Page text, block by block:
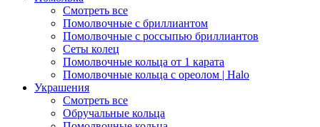
Смотреть все
Помолвочные с бриллиантом
Помолвочные с россыпью бриллиантов
Сеты колец
Помолвочные кольца от 1 карата
Помолвочные кольца с ореолом | Halo
Украшения
Смотреть все
Обручальные кольца